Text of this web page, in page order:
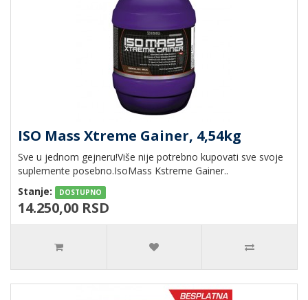
ISO Mass Xtreme Gainer, 4,54kg
Sve u jednom gejneru!Više nije potrebno kupovati sve svoje
suplemente posebno.IsoMass Kstreme Gainer..
Stanje:
DOSTUPNO
14.250,00 RSD